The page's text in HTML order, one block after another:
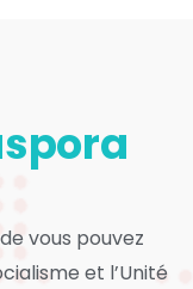
vous pouvez
et l’Unité